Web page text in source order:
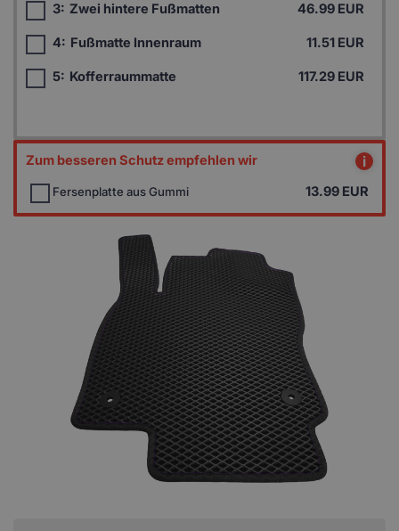
3: Zwei hintere Fußmatten 46.99 EUR
4: Fußmatte Innenraum 11.51 EUR
5: Kofferraummatte 117.29 EUR
Zum besseren Schutz empfehlen wir i
Fersenplatte aus Gummi 13.99 EUR